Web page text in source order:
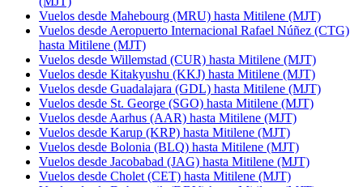
Vuelos desde Mahebourg (MRU) hasta Mitilene (MJT)
Vuelos desde Aeropuerto Internacional Rafael Núñez (CTG)
hasta Mitilene (MJT)
Vuelos desde Willemstad (CUR) hasta Mitilene (MJT)
Vuelos desde Kitakyushu (KKJ) hasta Mitilene (MJT)
Vuelos desde Guadalajara (GDL) hasta Mitilene (MJT)
Vuelos desde St. George (SGO) hasta Mitilene (MJT)
Vuelos desde Aarhus (AAR) hasta Mitilene (MJT)
Vuelos desde Karup (KRP) hasta Mitilene (MJT)
Vuelos desde Bolonia (BLQ) hasta Mitilene (MJT)
Vuelos desde Jacobabad (JAG) hasta Mitilene (MJT)
Vuelos desde Cholet (CET) hasta Mitilene (MJT)